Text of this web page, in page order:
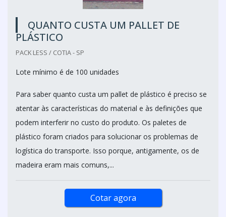
QUANTO CUSTA UM PALLET DE
PLÁSTICO
PACK LESS / COTIA - SP
Lote mínimo é de 100 unidades
Para saber quanto custa um pallet de plástico é preciso se
atentar às características do material e às definições que
podem interferir no custo do produto. Os paletes de
plástico foram criados para solucionar os problemas de
logística do transporte. Isso porque, antigamente, os de
madeira eram mais comuns,...
Cotar agora